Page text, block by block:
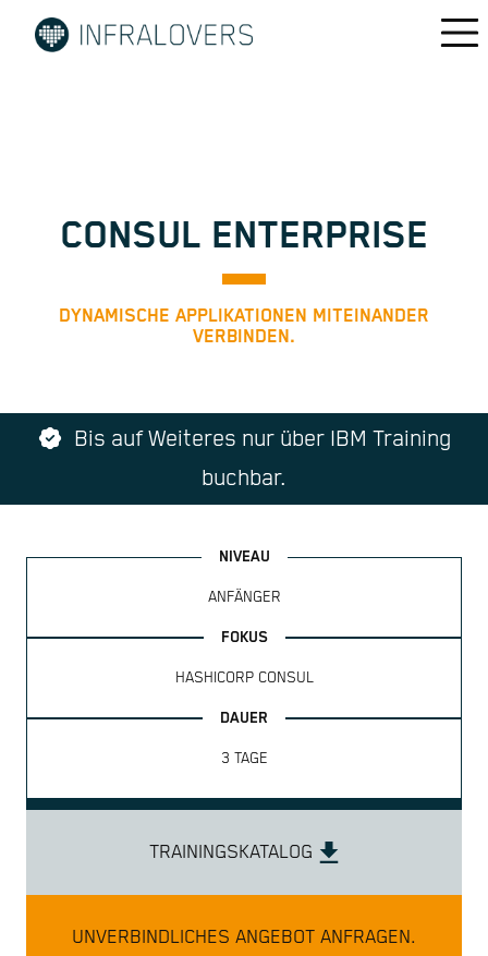
CONSUL ENTERPRISE
DYNAMISCHE APPLIKATIONEN MITEINANDER
VERBINDEN.
Bis auf Weiteres nur über IBM Training
buchbar.
ANFÄNGER
HASHICORP CONSUL
3 TAGE
TRAININGSKATALOG
UNVERBINDLICHES ANGEBOT ANFRAGEN.